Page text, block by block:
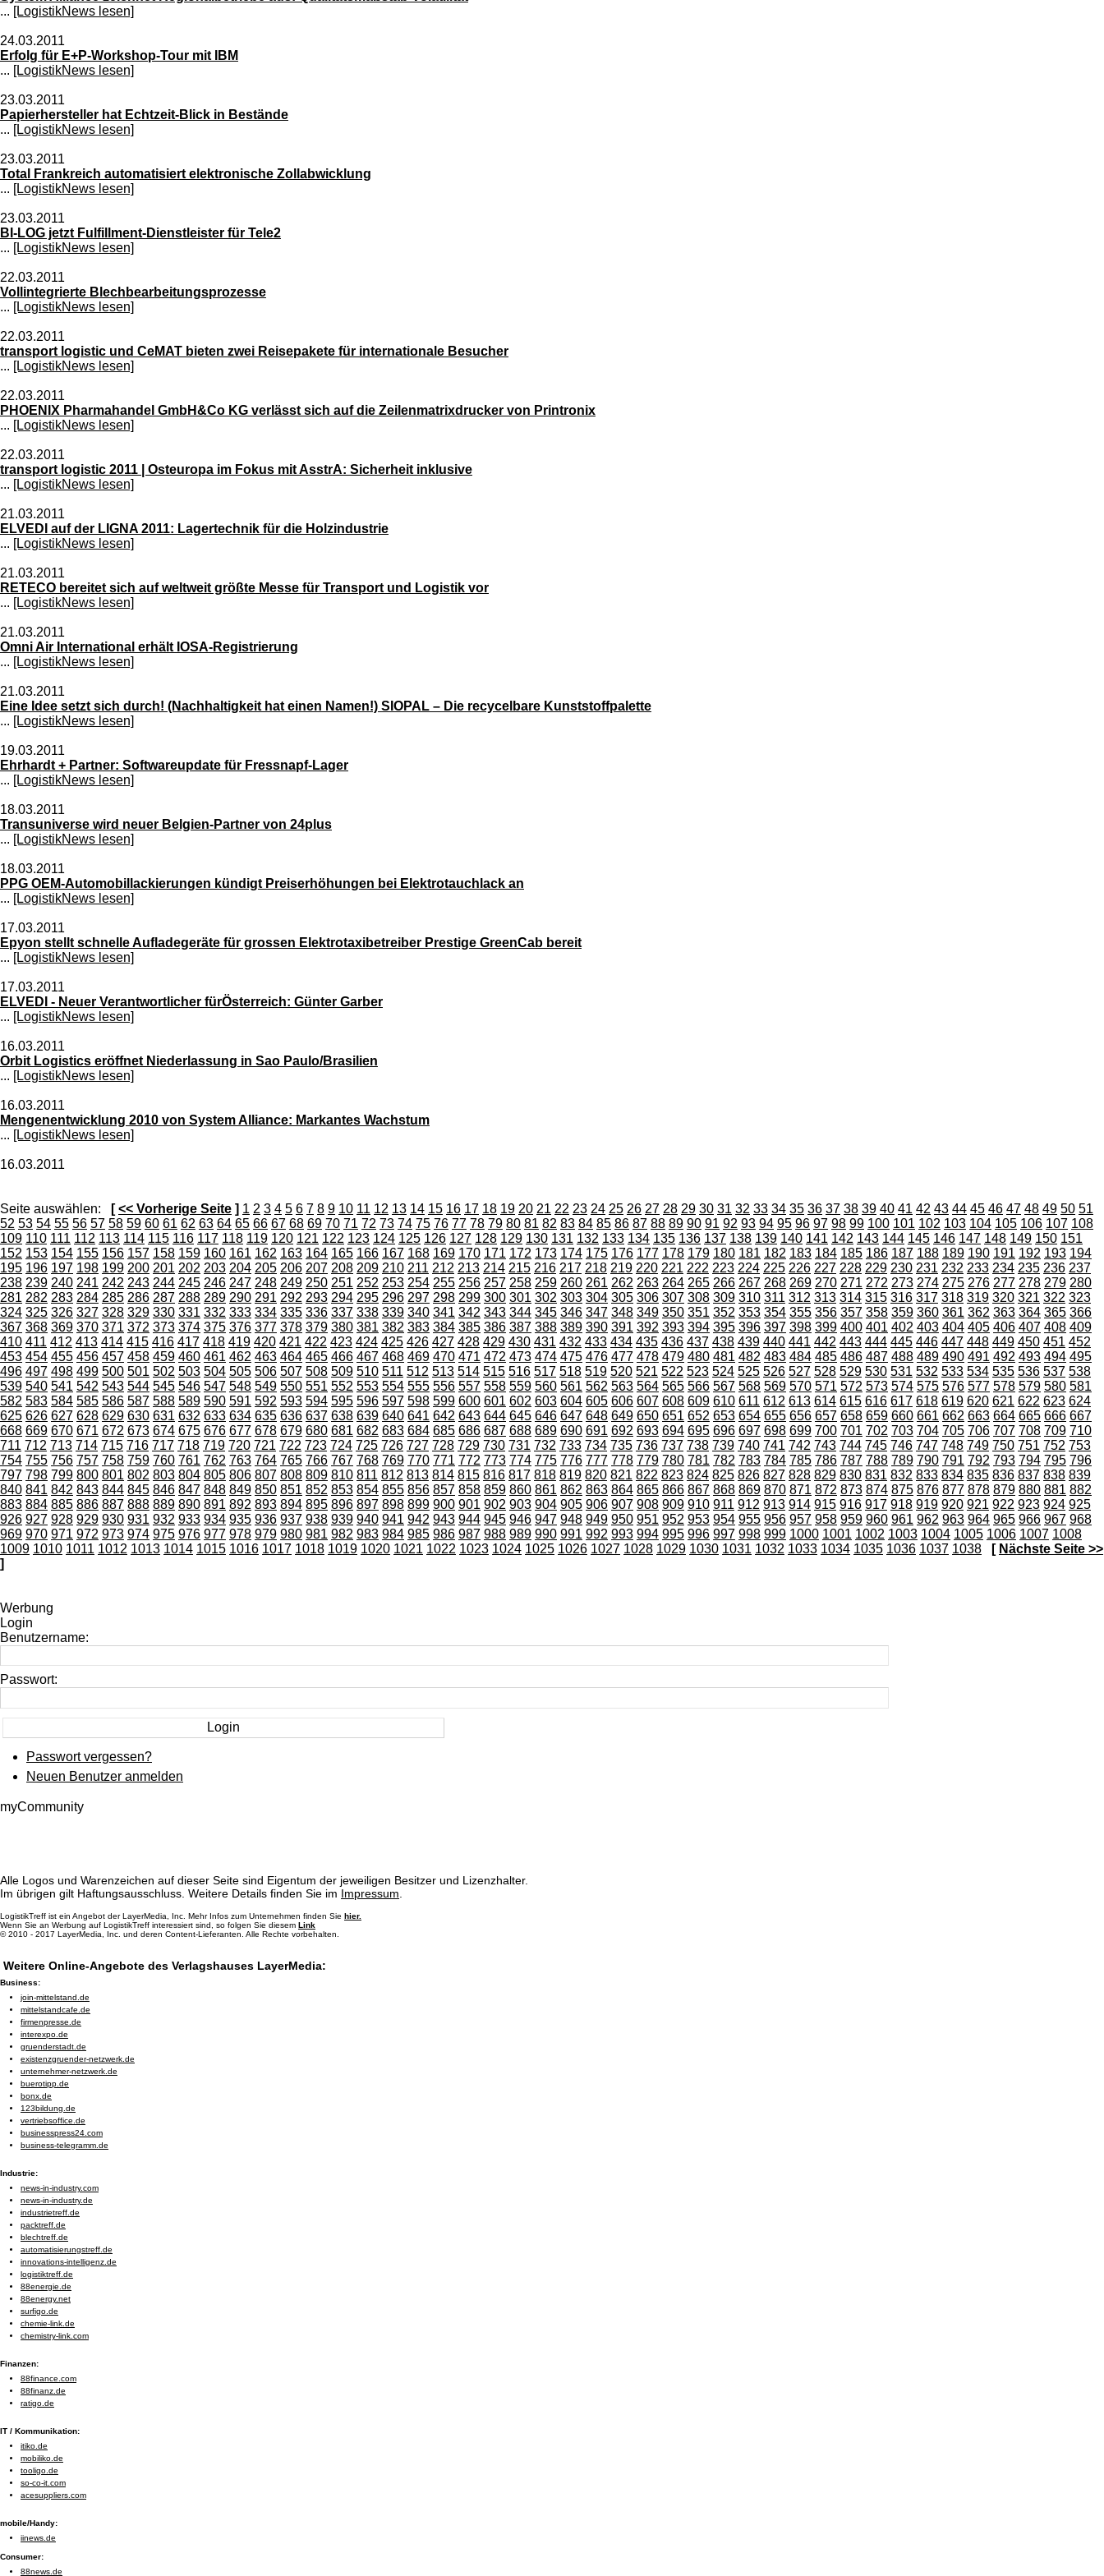
... [LogistikNews lesen]
24.03.2011
Erfolg für E+P-Workshop-Tour mit IBM
... [LogistikNews lesen]
23.03.2011
Papierhersteller hat Echtzeit-Blick in Bestände
... [LogistikNews lesen]
23.03.2011
Total Frankreich automatisiert elektronische Zollabwicklung
... [LogistikNews lesen]
23.03.2011
BI-LOG jetzt Fulfillment-Dienstleister für Tele2
... [LogistikNews lesen]
22.03.2011
Vollintegrierte Blechbearbeitungsprozesse
... [LogistikNews lesen]
22.03.2011
transport logistic und CeMAT bieten zwei Reisepakete für internationale Besucher
... [LogistikNews lesen]
22.03.2011
PHOENIX Pharmahandel GmbH&Co KG verlässt sich auf die Zeilenmatrixdrucker von Printronix
... [LogistikNews lesen]
22.03.2011
transport logistic 2011 | Osteuropa im Fokus mit AsstrA: Sicherheit inklusive
... [LogistikNews lesen]
21.03.2011
ELVEDI auf der LIGNA 2011: Lagertechnik für die Holzindustrie
... [LogistikNews lesen]
21.03.2011
RETECO bereitet sich auf weltweit größte Messe für Transport und Logistik vor
... [LogistikNews lesen]
21.03.2011
Omni Air International erhält IOSA-Registrierung
... [LogistikNews lesen]
21.03.2011
Eine Idee setzt sich durch! (Nachhaltigkeit hat einen Namen!) SIOPAL – Die recycelbare Kunststoffpalette
... [LogistikNews lesen]
19.03.2011
Ehrhardt + Partner: Softwareupdate für Fressnapf-Lager
... [LogistikNews lesen]
18.03.2011
Transuniverse wird neuer Belgien-Partner von 24plus
... [LogistikNews lesen]
18.03.2011
PPG OEM-Automobillackierungen kündigt Preiserhöhungen bei Elektrotauchlack an
... [LogistikNews lesen]
17.03.2011
Epyon stellt schnelle Aufladegeräte für grossen Elektrotaxibetreiber Prestige GreenCab bereit
... [LogistikNews lesen]
17.03.2011
ELVEDI - Neuer Verantwortlicher fürÖsterreich: Günter Garber
... [LogistikNews lesen]
16.03.2011
Orbit Logistics eröffnet Niederlassung in Sao Paulo/Brasilien
... [LogistikNews lesen]
16.03.2011
Mengenentwicklung 2010 von System Alliance: Markantes Wachstum
... [LogistikNews lesen]
16.03.2011
Seite auswählen: [<< Vorherige Seite ] 1 2 3 4 5 6 7 8 9 10 11 12 13 14 15 16 17 18 19 20 21 22 23 24 25 26 27 28 29 30 31 32 33 34 35 36 37 38 39 40 41 42 43 44 45 46 47 48 49 50 51
52 53 54 55 56 57 58 59 60 61 62 63 64 65 66 67 68 69 70 71 72 73 74 75 76 77 78 79 80 81 82 83 84 85 86 87 88 89 90 91 92 93 94 95 96 97 98 99 100 101 102 103 104 105 106 107 108
109 110 111 112 113 114 115 116 117 118 119 120 121 122 123 124 125 126 127 128 129 130 131 132 133 134 135 136 137 138 139 140 141 142 143 144 145 146 147 148 149 150 151
152 153 154 155 156 157 158 159 160 161 162 163 164 165 166 167 168 169 170 171 172 173 174 175 176 177 178 179 180 181 182 183 184 185 186 187 188 189 190 191 192 193 194
195 196 197 198 199 200 201 202 203 204 205 206 207 208 209 210 211 212 213 214 215 216 217 218 219 220 221 222 223 224 225 226 227 228 229 230 231 232 233 234 235 236 237
238 239 240 241 242 243 244 245 246 247 248 249 250 251 252 253 254 255 256 257 258 259 260 261 262 263 264 265 266 267 268 269 270 271 272 273 274 275 276 277 278 279 280
281 282 283 284 285 286 287 288 289 290 291 292 293 294 295 296 297 298 299 300 301 302 303 304 305 306 307 308 309 310 311 312 313 314 315 316 317 318 319 320 321 322 323
324 325 326 327 328 329 330 331 332 333 334 335 336 337 338 339 340 341 342 343 344 345 346 347 348 349 350 351 352 353 354 355 356 357 358 359 360 361 362 363 364 365 366
367 368 369 370 371 372 373 374 375 376 377 378 379 380 381 382 383 384 385 386 387 388 389 390 391 392 393 394 395 396 397 398 399 400 401 402 403 404 405 406 407 408 409
410 411 412 413 414 415 416 417 418 419 420 421 422 423 424 425 426 427 428 429 430 431 432 433 434 435 436 437 438 439 440 441 442 443 444 445 446 447 448 449 450 451 452
453 454 455 456 457 458 459 460 461 462 463 464 465 466 467 468 469 470 471 472 473 474 475 476 477 478 479 480 481 482 483 484 485 486 487 488 489 490 491 492 493 494 495
496 497 498 499 500 501 502 503 504 505 506 507 508 509 510 511 512 513 514 515 516 517 518 519 520 521 522 523 524 525 526 527 528 529 530 531 532 533 534 535 536 537 538
539 540 541 542 543 544 545 546 547 548 549 550 551 552 553 554 555 556 557 558 559 560 561 562 563 564 565 566 567 568 569 570 571 572 573 574 575 576 577 578 579 580 581
582 583 584 585 586 587 588 589 590 591 592 593 594 595 596 597 598 599 600 601 602 603 604 605 606 607 608 609 610 611 612 613 614 615 616 617 618 619 620 621 622 623 624
625 626 627 628 629 630 631 632 633 634 635 636 637 638 639 640 641 642 643 644 645 646 647 648 649 650 651 652 653 654 655 656 657 658 659 660 661 662 663 664 665 666 667
668 669 670 671 672 673 674 675 676 677 678 679 680 681 682 683 684 685 686 687 688 689 690 691 692 693 694 695 696 697 698 699 700 701 702 703 704 705 706 707 708 709 710
711 712 713 714 715 716 717 718 719 720 721 722 723 724 725 726 727 728 729 730 731 732 733 734 735 736 737 738 739 740 741 742 743 744 745 746 747 748 749 750 751 752 753
754 755 756 757 758 759 760 761 762 763 764 765 766 767 768 769 770 771 772 773 774 775 776 777 778 779 780 781 782 783 784 785 786 787 788 789 790 791 792 793 794 795 796
797 798 799 800 801 802 803 804 805 806 807 808 809 810 811 812 813 814 815 816 817 818 819 820 821 822 823 824 825 826 827 828 829 830 831 832 833 834 835 836 837 838 839
840 841 842 843 844 845 846 847 848 849 850 851 852 853 854 855 856 857 858 859 860 861 862 863 864 865 866 867 868 869 870 871 872 873 874 875 876 877 878 879 880 881 882
883 884 885 886 887 888 889 890 891 892 893 894 895 896 897 898 899 900 901 902 903 904 905 906 907 908 909 910 911 912 913 914 915 916 917 918 919 920 921 922 923 924 925
926 927 928 929 930 931 932 933 934 935 936 937 938 939 940 941 942 943 944 945 946 947 948 949 950 951 952 953 954 955 956 957 958 959 960 961 962 963 964 965 966 967 968
969 970 971 972 973 974 975 976 977 978 979 980 981 982 983 984 985 986 987 988 989 990 991 992 993 994 995 996 997 998 999 1000 1001 1002 1003 1004 1005 1006 1007 1008
1009 1010 1011 1012 1013 1014 1015 1016 1017 1018 1019 1020 1021 1022 1023 1024 1025 1026 1027 1028 1029 1030 1031 1032 1033 1034 1035 1036 1037 1038 [ Nächste Seite >>
]
Werbung
Login
Benutzername:
Passwort:
Passwort vergessen?
Neuen Benutzer anmelden
myCommunity
Alle Logos und Warenzeichen auf dieser Seite sind Eigentum der jeweiligen Besitzer und Lizenzhalter.
Im übrigen gilt Haftungsausschluss. Weitere Details finden Sie im Impressum.
LogistikTreff ist ein Angebot der LayerMedia, Inc. Mehr Infos zum Unternehmen finden Sie hier.
Wenn Sie an Werbung auf LogistikTreff interessiert sind, so folgen Sie diesem Link
© 2010 - 2017 LayerMedia, Inc. und deren Content-Lieferanten. Alle Rechte vorbehalten.
Weitere Online-Angebote des Verlagshauses LayerMedia:
Business:
join-mittelstand.de
mittelstandcafe.de
firmenpresse.de
interexpo.de
gruenderstadt.de
existenzgruender-netzwerk.de
unternehmer-netzwerk.de
buerotipp.de
bonx.de
123bildung.de
vertriebsoffice.de
businesspress24.com
business-telegramm.de
Industrie:
news-in-industry.com
news-in-industry.de
industrietreff.de
packtreff.de
blechtreff.de
automatisierungstreff.de
innovations-intelligenz.de
logistiktreff.de
88energie.de
88energy.net
surfigo.de
chemie-link.de
chemistry-link.com
Finanzen:
88finance.com
88finanz.de
ratigo.de
IT / Kommunikation:
itiko.de
mobiliko.de
tooligo.de
so-co-it.com
acesuppliers.com
mobile/Handy:
iinews.de
Consumer:
88news.de